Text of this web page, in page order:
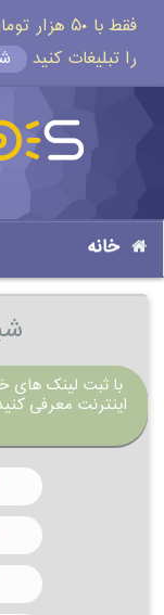
فقط با ۵۰
را تبلیغات کنید
خانه
با ثبت لینک های
اینترنت معرفی